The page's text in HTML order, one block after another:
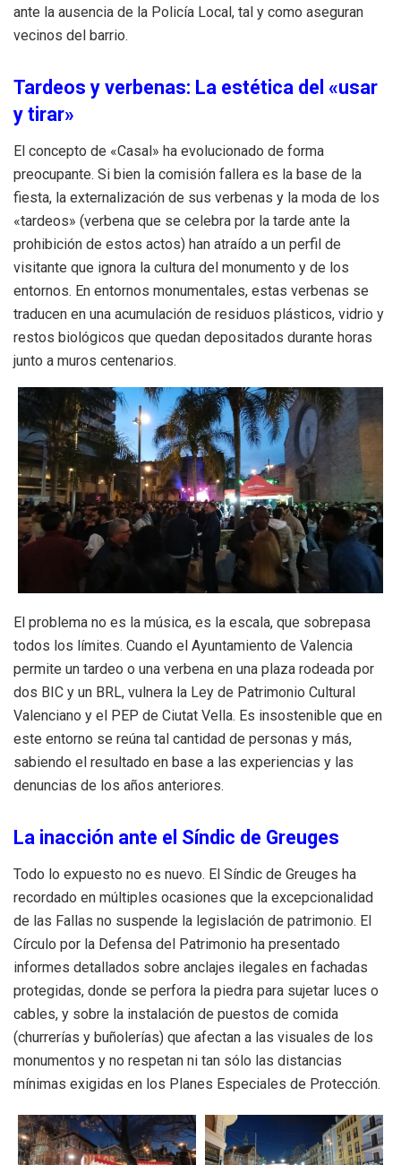
ante la ausencia de la Policía Local, tal y como aseguran
vecinos del barrio.
Tardeos y verbenas: La estética del «usar
y tirar»
El concepto de «Casal» ha evolucionado de forma
preocupante. Si bien la comisión fallera es la base de la
fiesta, la externalización de sus verbenas y la moda de los
«tardeos» (verbena que se celebra por la tarde ante la
prohibición de estos actos) han atraído a un perfil de
visitante que ignora la cultura del monumento y de los
entornos. En entornos monumentales, estas verbenas se
traducen en una acumulación de residuos plásticos, vidrio y
restos biológicos que quedan depositados durante horas
junto a muros centenarios.
El problema no es la música, es la escala, que sobrepasa
todos los límites. Cuando el Ayuntamiento de Valencia
permite un tardeo o una verbena en una plaza rodeada por
dos BIC y un BRL, vulnera la Ley de Patrimonio Cultural
Valenciano y el PEP de Ciutat Vella. Es insostenible que en
este entorno se reúna tal cantidad de personas y más,
sabiendo el resultado en base a las experiencias y las
denuncias de los años anteriores.
La inacción ante el Síndic de Greuges
Todo lo expuesto no es nuevo. El Síndic de Greuges ha
recordado en múltiples ocasiones que la excepcionalidad
de las Fallas no suspende la legislación de patrimonio. El
Círculo por la Defensa del Patrimonio ha presentado
informes detallados sobre anclajes ilegales en fachadas
protegidas, donde se perfora la piedra para sujetar luces o
cables, y sobre la instalación de puestos de comida
(churrerías y buñolerías) que afectan a las visuales de los
monumentos y no respetan ni tan sólo las distancias
mínimas exigidas en los Planes Especiales de Protección.